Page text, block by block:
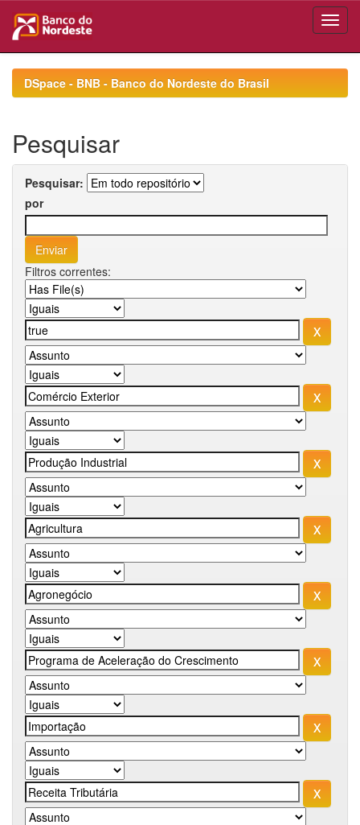
navigationDSpace - BNB - Banco do Nordeste do Brasil
Pesquisar
Pesquisar:
por
Filtros correntes: